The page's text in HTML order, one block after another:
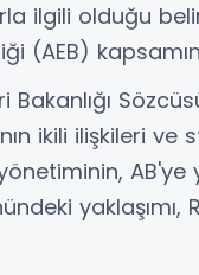
ilgili olduğu
(AEB)
Bakanlığı
ikili ilişkileri ve
AB'ye
yaklaşımı,